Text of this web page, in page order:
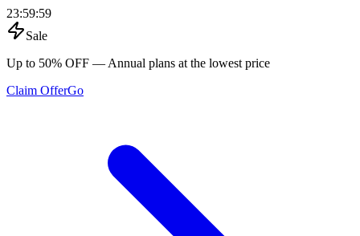
23:59:59
Sale
Up to 50% OFF — Annual plans at the lowest price
Claim OfferGo